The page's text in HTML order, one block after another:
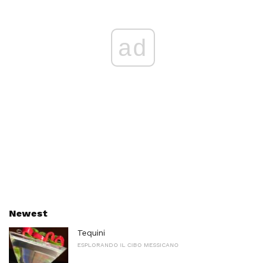
ad
Newest
Tequini
ESPLORANDO IL CIBO MESSICANO